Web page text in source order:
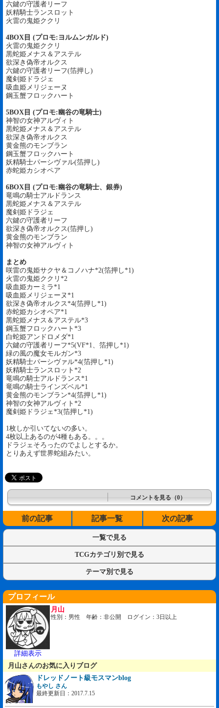
六鍵の守護者リーフ
妖精騎士ランスロット
火雷の鬼姫ククリ
4BOX目 (プロモ:ヨルムンガルド)
火雷の鬼姫ククリ
黒蛇姫メナス＆アステル
欲深き偽帝オルクス
六鍵の守護者リーフ(箔押し)
魔剣姫ドラジェ
吸血姫メリジェーヌ
鋼玉蟹フロックハート
5BOX目 (プロモ:幽谷の竜騎士)
神智の女神アルヴィト
黒蛇姫メナス＆アステル
欲深き偽帝オルクス
黄金熊のモンブラン
鋼玉蟹フロックハート
妖精騎士パーシヴァル(箔押し)
赤蛇姫カシオペア
6BOX目 (プロモ:幽谷の竜騎士、銀券)
竜鳴の騎士アルドランス
黒蛇姫メナス＆アステル
魔剣姫ドラジェ
六鍵の守護者リーフ
欲深き偽帝オルクス(箔押し)
黄金熊のモンブラン
神智の女神アルヴィト
まとめ
咲雷の鬼姫サクヤ＆コノハナ*2(箔押し*1)
火雷の鬼姫ククリ*2
吸血姫カーミラ*1
吸血姫メリジェーヌ*1
欲深き偽帝オルクス*4(箔押し*1)
赤蛇姫カシオペア*1
黒蛇姫メナス＆アステル*3
鋼玉蟹フロックハート*3
白蛇姫アンドロメダ*1
六鍵の守護者リーフ*5(VF*1、箔押し*1)
緑の風の魔女モルガン*3
妖精騎士パーシヴァル*4(箔押し*1)
妖精騎士ランスロット*2
竜鳴の騎士アルドランス*1
竜鳴の騎士ラインズベル*1
黄金熊のモンブラン*4(箔押し*1)
神智の女神アルヴィト*2
魔剣姫ドラジェ*3(箔押し*1)
1枚しか引いてないの多い。
4枚以上あるのが4種もある。。。
ドラジェそろったのでよしとするか。
とりあえず世界蛇組みたい。
コメントを見る（0）
前の記事 記事一覧 次の記事
一覧で見る
TCGカテゴリ別で見る
テーマ別で見る
プロフィール
詳細表示
月山
性別：男性 年齢：非公開 ログイン：3日以上
月山さんのお気に入りブログ
ドレッドノート級モスマンblog
もやし さん
最終更新日：2017.7.15